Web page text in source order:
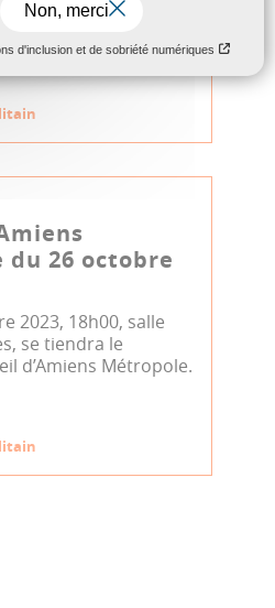
tiendra le prochain
26 octobre
2023, 18h00, salle
se tiendra le
d’Amiens Métropole.